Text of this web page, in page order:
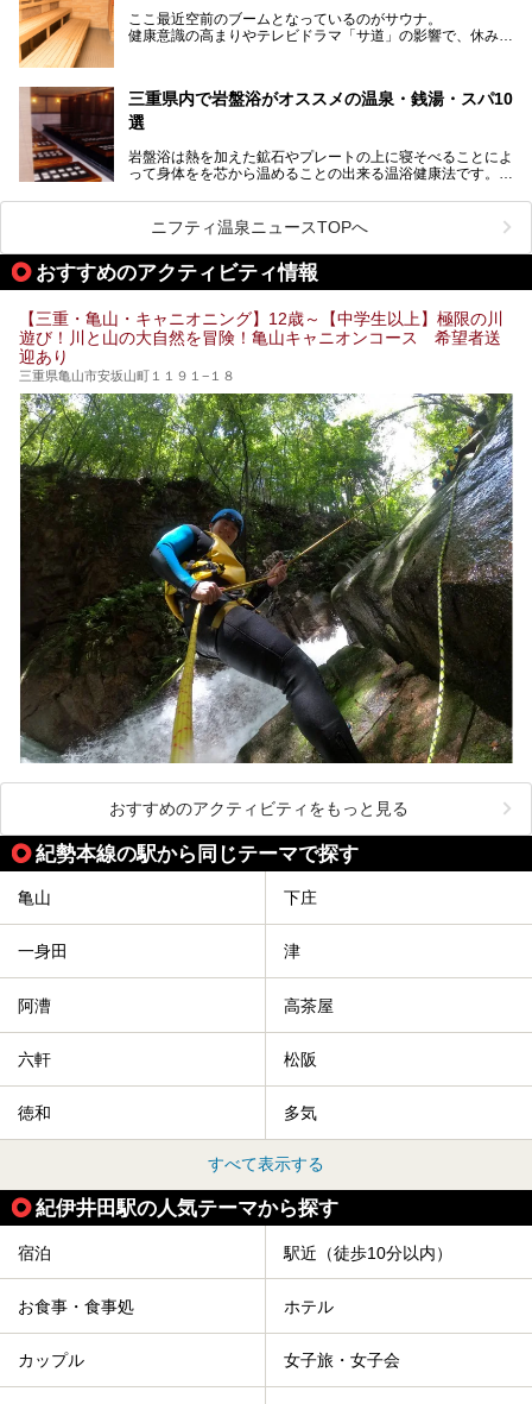
ト、松坂牛に伊勢海老……と、観光＆グルメの宝庫です。
東からも西からも訪れやすい三重県には、ハイクオリティな
スーパー銭湯がたくさん！お風呂も食事もコスパもいい、お
ここ最近空前のブームとなっているのがサウナ。
健康意識の高まりやテレビドラマ「サ道」の影響で、休みの
いサウナのある温泉や銭湯、スパをご紹介。
気軽に立ち寄れてリラックス効果の高いサウナで、日頃の疲
れをリフレッシュしませんか？
三重県内で岩盤浴がオススメの温泉・銭湯・スパ10
選
岩盤浴は熱を加えた鉱石やプレートの上に寝そべることによ
って身体をを芯から温めることの出来る温浴健康法です。じ
果だけではなく、代謝が高まり健康や美容にも良い影響が期
待できます。今回はそんな岩盤浴にこだわった、三重県内の
オススメ温泉・銭湯・スパ10ヶ所を紹介させていただきま
す。
ニフティ温泉ニュースTOPへ
おすすめのアクティビティ情報
【三重・亀山・キャニオニング】12歳～【中学生以上】極限の川
遊び！川と山の大自然を冒険！亀山キャニオンコース 希望者送
迎あり
三重県亀山市安坂山町１１９１−１８
おすすめのアクティビティをもっと見る
紀勢本線の駅から同じテーマで探す
亀山 下庄
一身田 津
阿漕 高茶屋
六軒 松阪
徳和 多気
すべて表示する
紀伊井田駅の人気テーマから探す
宿泊 駅近（徒歩10分以内）
お食事・食事処 ホテル
カップル 女子旅・女子会